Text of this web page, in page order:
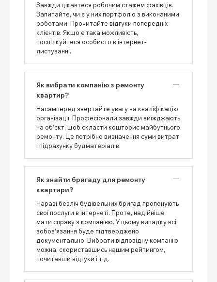
Завжди цікавтеся робочим стажем фахівців.
Запитайте, чи є у них портфоліо з виконаними
роботами. Прочитайте відгуки попередніх
клієнтів. Якщо є така можливість,
поспілкуйтеся особисто в інтернет-
листуванні.
Як вибрати компанію з ремонту
квартир?
Насамперед звертайте увагу на кваліфікацію
організації. Професіонали завжди виїжджають
на об’єкт, щоб скласти кошторис майбутнього
ремонту. Це потрібно визначення суми витрат
і підрахунку будматеріалів.
Як знайти бригаду для ремонту
квартири?
Наразі безліч будівельних бригад пропонують
свої послуги в інтернеті. Проте, надійніше
мати справу з компанією. У цьому випадку всі
зобов’язання буде підтверджено
документально. Вибрати відповідну компанію
можна, скориставшись нашим рейтингом,
почитавши відгуки і т.д.